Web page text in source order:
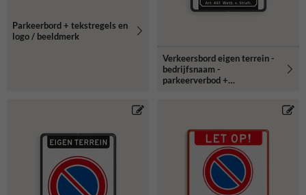
Parkeerbord + tekstregels en
logo / beeldmerk
Verkeersbord eigen terrein -
bedrijfsnaam -
parkeerverbod +